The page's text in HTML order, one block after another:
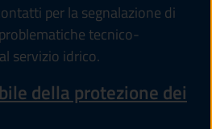
per la segnalazione di
tecnico-
servizio idrico.
della protezione dei